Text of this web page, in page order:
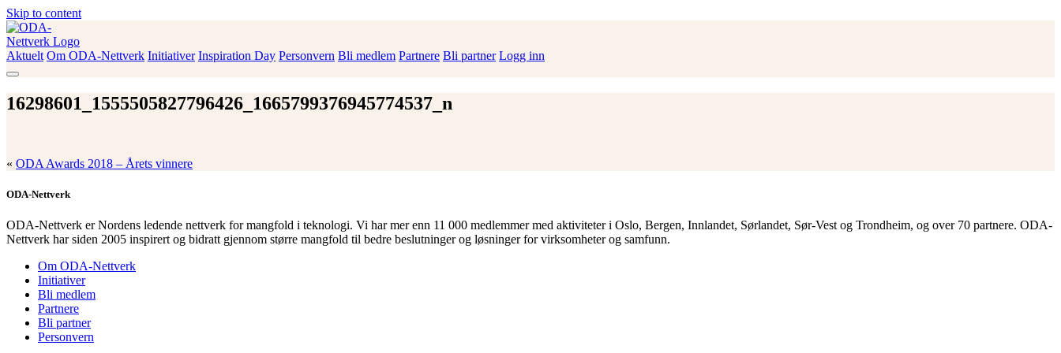
Skip to content
Aktuelt Om ODA-Nettverk Initiativer Inspiration Day Personvern Bli medlem Partnere Bli partner Logg inn
16298601_1555505827796426_1665799376945774537_n
« ODA Awards 2018 – Årets vinnere
ODA-Nettverk
ODA-Nettverk er Nordens ledende nettverk for mangfold i teknologi. Vi har mer enn 11 000 medlemmer med aktiviteter i Oslo, Bergen, Innlandet, Sørlandet, Sør-Vest og Trondheim, og over 70 partnere. ODA-
Nettverk har siden 2005 inspirert og bidratt gjennom større mangfold til bedre beslutninger og løsninger for virksomheter og samfunn.
Om ODA-Nettverk
Initiativer
Bli medlem
Partnere
Bli partner
Personvern